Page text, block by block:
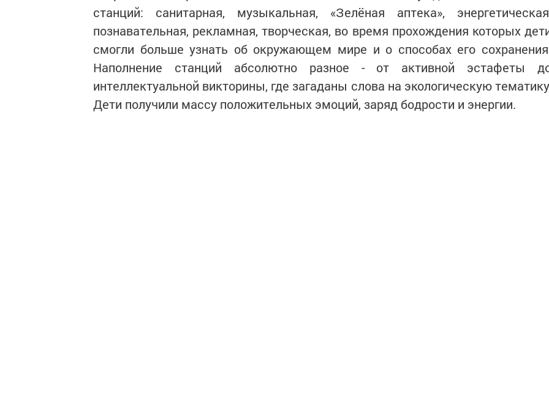
станций: санитарная, музыкальная, «Зелёная аптека»,
познавательная, рекламная, творческая, во время прохождения которых
смогли больше узнать об окружающем мире и о способах его
Наполнение станций абсолютно разное - от активной эстафеты
интеллектуальной викторины, где загаданы слова на экологическую
Дети получили массу положительных эмоций, заряд бодрости и энергии.